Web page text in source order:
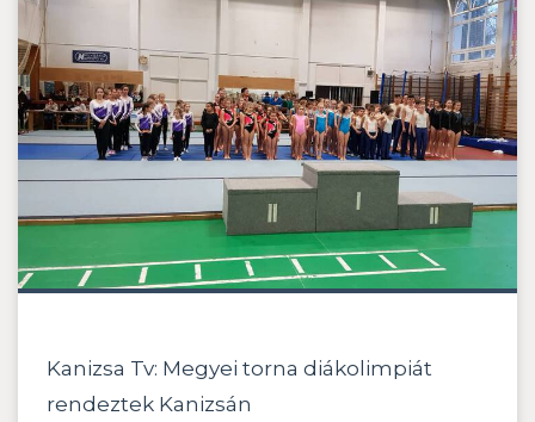
Kanizsa Tv: Megyei torna diákolimpiát
rendeztek Kanizsán